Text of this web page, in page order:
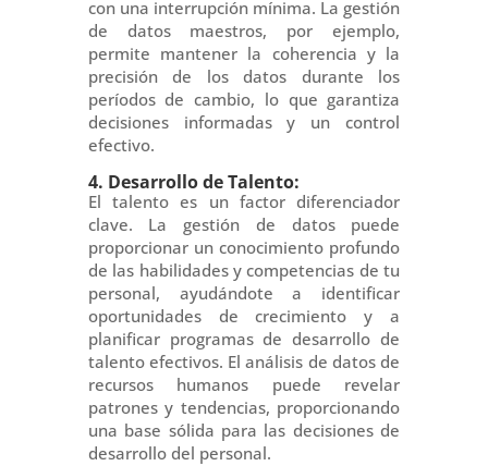
con una interrupción mínima. La gestión
de datos maestros, por ejemplo,
permite mantener la coherencia y la
precisión de los datos durante los
períodos de cambio, lo que garantiza
decisiones informadas y un control
efectivo.
4. Desarrollo de Talento:
El talento es un factor diferenciador
clave. La gestión de datos puede
proporcionar un conocimiento profundo
de las habilidades y competencias de tu
personal, ayudándote a identificar
oportunidades de crecimiento y a
planificar programas de desarrollo de
talento efectivos. El análisis de datos de
recursos humanos puede revelar
patrones y tendencias, proporcionando
una base sólida para las decisiones de
desarrollo del personal.